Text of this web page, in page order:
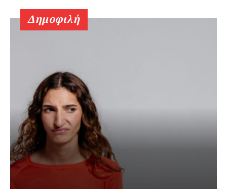
Δημοφιλή